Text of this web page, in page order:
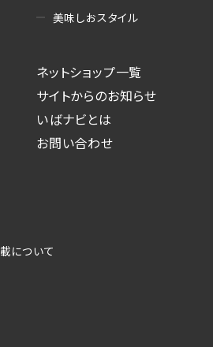
美味しおスタイル
ネットショップ一覧
サイトからのお知らせ
いばナビとは
お問い合わせ
について